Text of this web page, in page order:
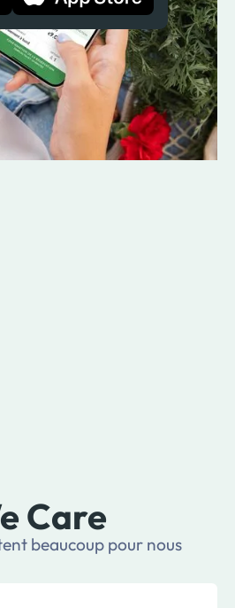
Care
beaucoup pour nous